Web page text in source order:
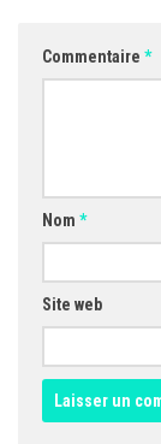
Commentaire *
Nom *
Site web